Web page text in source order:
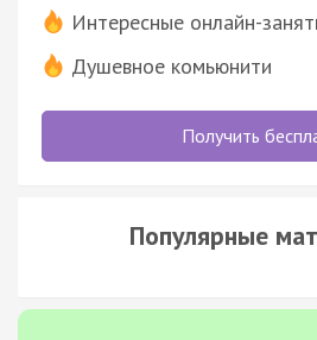
Интересные онлайн-
Душевное комьюнити
Получить
Популярные